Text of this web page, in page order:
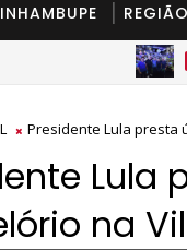
INHAMBUPE REGIÃO
BAHIA
Presidente Lula presta
Lula
na